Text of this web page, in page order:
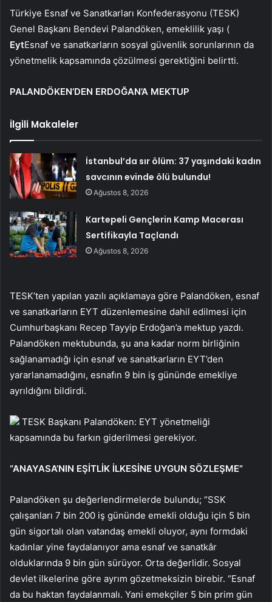
Türkiye Esnaf ve Sanatkarları Konfederasyonu (TESK)
Genel Başkanı Bendevi Palandöken, emeklilik yaşı (
EytEsnaf ve sanatkarların sosyal güvenlik sorunlarının da
yönetmelik kapsamında çözülmesi gerektiğini belirtti.
PALANDÖKEN’DEN ERDOĞAN’A MEKTUP
İlgili Makaleler
İstanbul’da sır ölüm: 37 yaşındaki kadın
savcının evinde ölü bulundu!
Ağustos 8, 2026
Kartepeli Gençlerin Kamp Macerası
Sertifikayla Taçlandı
Ağustos 8, 2026
TESK’ten yapılan yazılı açıklamaya göre Palandöken, esnaf
ve sanatkarların EYT düzenlemesine dahil edilmesi için
Cumhurbaşkanı Recep Tayyip Erdoğan’a mektup yazdı.
Palandöken mektubunda, şu ana kadar norm birliğinin
sağlanamadığı için esnaf ve sanatkarların EYT’den
yararlanamadığını, esnafın 9 bin iş gününde emekliye
ayrıldığını bildirdi.
TESK Başkanı Palandöken: EYT yönetmeliği
kapsamında bu farkın giderilmesi gerekiyor.
“ANAYASA’NIN EŞİTLİK İLKESİNE UYGUN SÖZLEŞME”
Palandöken şu değerlendirmelerde bulundu; “SSK
çalışanları 7 bin 200 iş gününde emekli olduğu için 5 bin
gün sigortalı olan vatandaş emekli oluyor, aynı formdaki
kadınlar yine faydalanıyor ama esnaf ve sanatkâr
olduklarında 9 bin gün sürüyor. Orta değerlidir. Sosyal
devlet ilkelerine göre ayrım gözetmeksizin birebir. “Esnaf
da bu haktan faydalanmalı. Yani emekçiler 5 bin prim gün